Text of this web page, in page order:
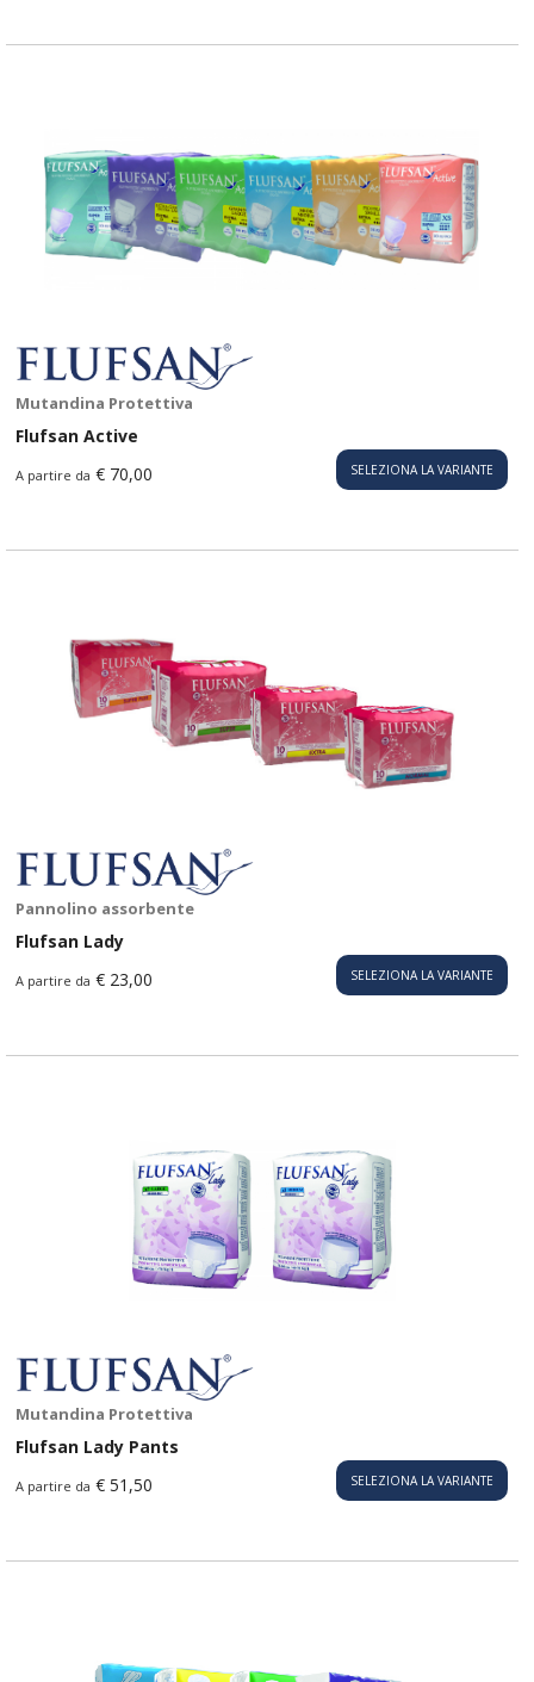
Mutandina Protettiva
Flufsan Active
A partire da € 70,00 SELEZIONA LA VARIANTE
Pannolino assorbente
Flufsan Lady
A partire da € 23,00 SELEZIONA LA VARIANTE
Mutandina Protettiva
Flufsan Lady Pants
A partire da € 51,50 SELEZIONA LA VARIANTE